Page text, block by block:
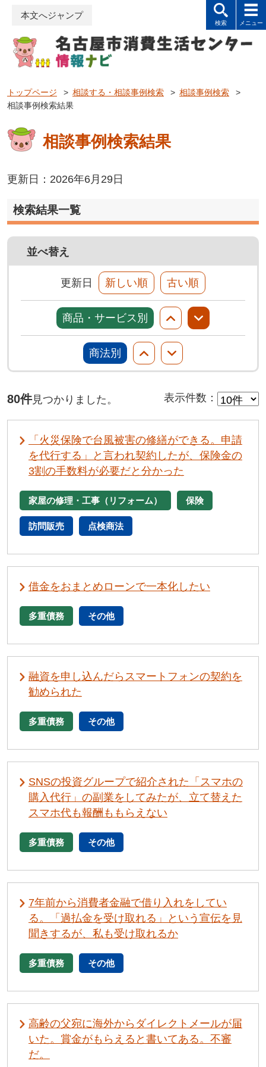
本文へジャンプ
トップページ > 相談する・相談事例検索 > 相談事例検索
>
相談事例検索結果
相談事例検索結果
更新日：2026年6月29日
検索結果一覧
並べ替え
更新日 新しい順 古い順
商品・サービス別
商法別
80件見つかりました。 表示件数 ：
「火災保険で台風被害の修繕ができる。申請
を代行する」と言われ契約したが、保険金の
3割の手数料が必要だと分かった
家屋の修理・工事（リフォーム） 保険
訪問販売 点検商法
借金をおまとめローンで一本化したい
多重債務 その他
融資を申し込んだらスマートフォンの契約を
勧められた
多重債務 その他
SNSの投資グループで紹介された「スマホの
購入代行」の副業をしてみたが、立て替えた
スマホ代も報酬ももらえない
多重債務 その他
7年前から消費者金融で借り入れをしてい
る。「過払金を受け取れる」という宣伝を見
聞きするが、私も受け取れるか
多重債務 その他
高齢の父宛に海外からダイレクトメールが届
いた。賞金がもらえると書いてある。不審
だ。